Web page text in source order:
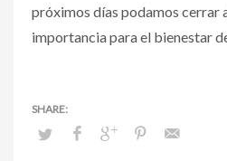
próximos días podamos cerrar
importancia para el bienestar